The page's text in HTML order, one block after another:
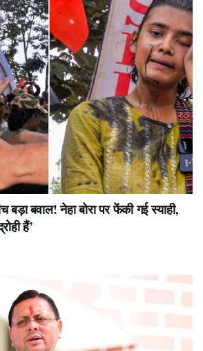
बड़ा बवाल! नेहा बोरा पर फेंकी गई स्याही,
हैं’